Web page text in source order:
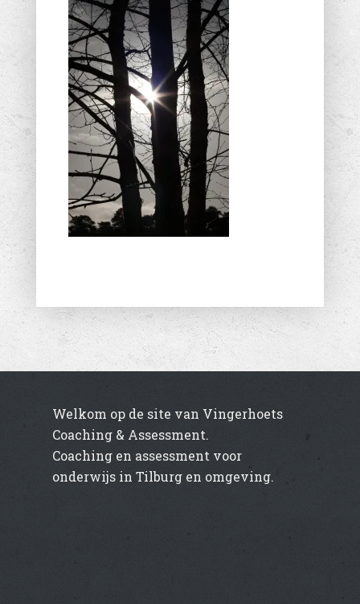
Welkom op de site van Vingerhoets
Coaching & Assessment.
Coaching en assessment voor
onderwijs in Tilburg en omgeving.